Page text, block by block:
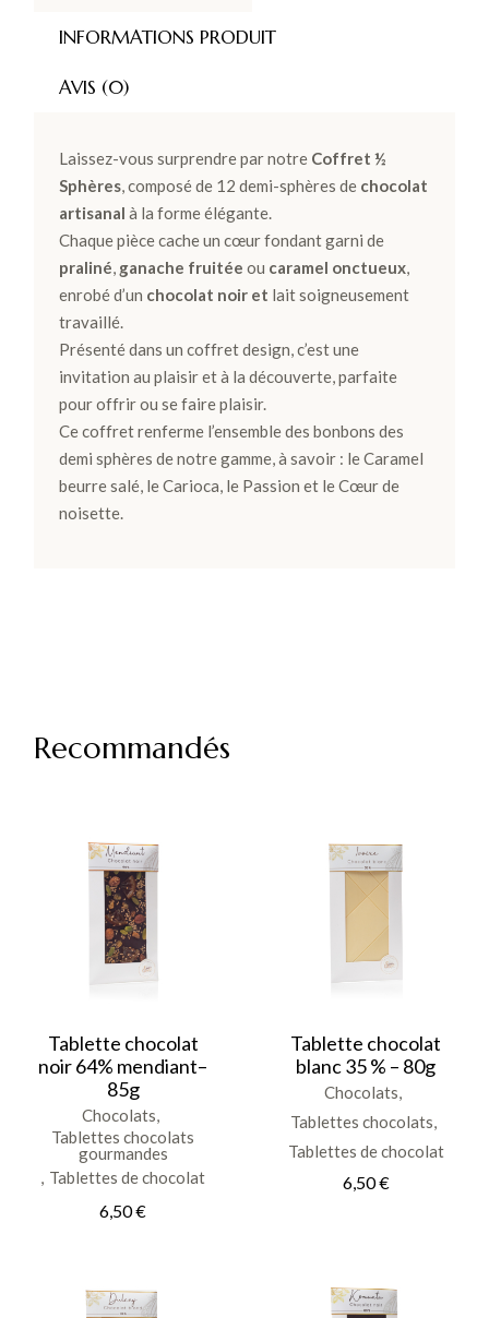
INFORMATIONS PRODUIT
AVIS (0)
Laissez-vous surprendre par notre Coffret ½
Sphères, composé de 12 demi-sphères de chocolat
artisanal à la forme élégante.
Chaque pièce cache un cœur fondant garni de
praliné, ganache fruitée ou caramel onctueux,
enrobé d’un chocolat noir et lait soigneusement
travaillé.
Présenté dans un coffret design, c’est une
invitation au plaisir et à la découverte, parfaite
pour offrir ou se faire plaisir.
Ce coffret renferme l’ensemble des bonbons des
demi sphères de notre gamme, à savoir : le Caramel
beurre salé, le Carioca, le Passion et le Cœur de
noisette.
Recommandés
Tablette chocolat
noir 64% mendiant–
85g
Chocolats
Tablettes chocolats
gourmandes
Tablettes de chocolat
6,50€
Tablette chocolat
blanc 35 % – 80g
Chocolats
Tablettes chocolats
Tablettes de chocolat
6,50€